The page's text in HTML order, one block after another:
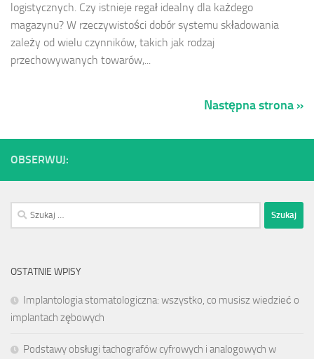
logistycznych. Czy istnieje regał idealny dla każdego
magazynu? W rzeczywistości dobór systemu składowania
zależy od wielu czynników, takich jak rodzaj
przechowywanych towarów,...
Następna strona »
OBSERWUJ:
Szukaj:
OSTATNIE WPISY
Implantologia stomatologiczna: wszystko, co musisz wiedzieć o
implantach zębowych
Podstawy obsługi tachografów cyfrowych i analogowych w